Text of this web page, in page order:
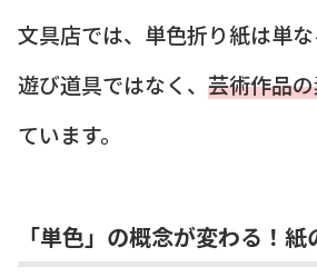
文具店では、単色折り紙は単
遊び道具ではなく、 芸術作品
ています。
「単色」の概念が変わる！